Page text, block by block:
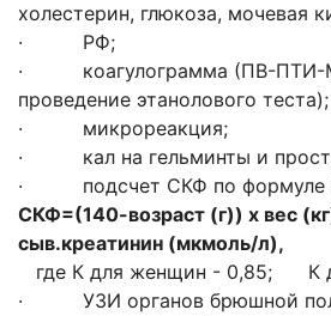
холестерин, глюкоза, мочевая
· РФ;
· коагулограмма (ПВ-ПТИ-
проведение этанолового теста);
· микрореакция;
· кал на гельминты и
· подсчет СКФ по формуле
СКФ=(140-возраст (г)) х вес
сыв.креатинин (мкмоль/л),
где К для женщин - 0,85; К
· УЗИ органов брюшной